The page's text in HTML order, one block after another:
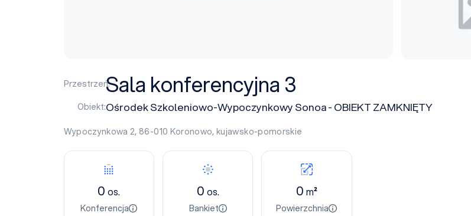
Przestrzeń:Sala konferencyjna 3
Obiekt:Ośrodek Szkoleniowo-Wypoczynkowy Sonoa - OBIEKT ZAMKNIĘTY
Wypoczynkowa 2, 86-010 Koronowo,kujawsko-pomorskie
0os.
Konferencja
0 os.
Bankiet
0 m²
Powierzchnia